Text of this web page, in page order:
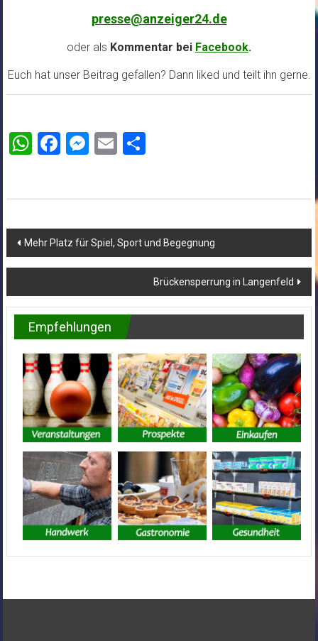
presse@anzeiger24.de
oder als Kommentar bei Facebook.
Euch hat unser Beitrag gefallen? Dann liked und teilt ihn gerne.
WhatsApp
Facebook
Messenger
Email
Beitragsnavigation
Mehr Platz für Spiel, Sport und Begegnung
Brückensperrung in Langenfeld
Empfehlungen